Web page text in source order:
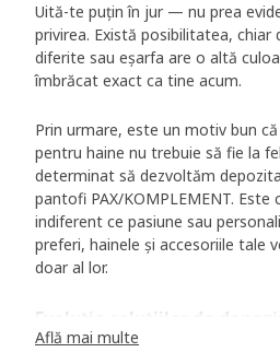
Uită-te puțin în jur — nu prea
privirea. Există posibilitatea,
diferite sau eșarfa are o altă
îmbrăcat exact ca tine acum.
Prin urmare, este un motiv bun
pentru haine nu trebuie să fie la
determinat să dezvoltăm
pantofi PAX/KOMPLEMENT.
indiferent ce pasiune sau
preferi, hainele și accesoriile tale
doar al lor.
Evoluția soluțiilor de
O răsfoire printr-un album cu
Află mai multe